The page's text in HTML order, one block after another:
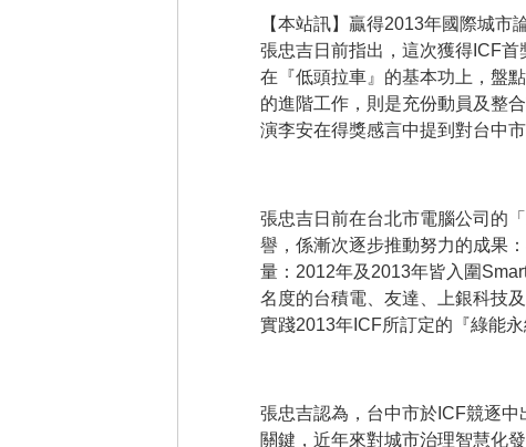
【本站訊】贏得2013年國際城
張忠吉日前指出，這次獲得ICF
在『低頭拉車』的基本功上，盤
的進階工作，則是充份動員及整
演李安在得獎感言中提到對台中
張忠吉日前在台北市電腦公司的
譽，係漸次逐步推動努力的成果
量：2012年及2013年皆入圍
名度的台積電、友達、上銀科技
實踐2013年ICF所訂定的『綠能
張忠吉認為，台中市於ICF競逐
關鍵，近年來對城市治理智慧化